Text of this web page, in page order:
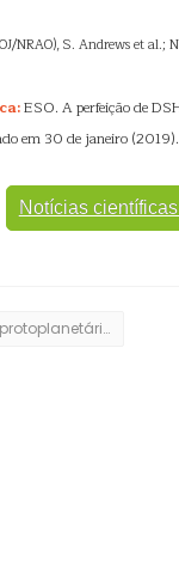
NRAO), S. Andrews et al.;
ESO. A perfeição de
em 30 de janeiro (2019).
Notícias
Discos protoplanetários